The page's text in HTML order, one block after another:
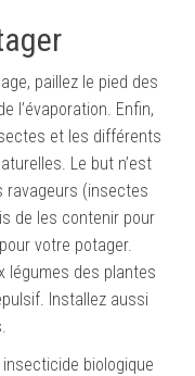
paillez le pied des
l’évaporation. Enfin,
et les différents
Le but n’est
ravageurs (insectes
de les contenir pour
votre potager.
légumes des plantes
Installez aussi
biologique